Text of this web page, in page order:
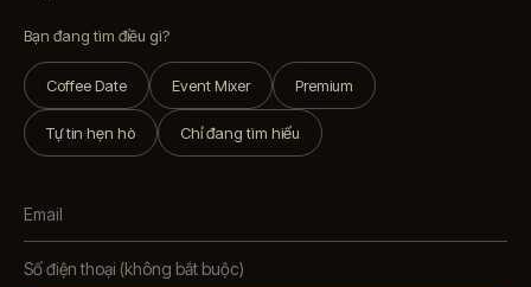
Bạn đang tìm điều gì?
Coffee Date Event Mixer Premium
Tự tin hẹn hò Chỉ đang tìm hiểu